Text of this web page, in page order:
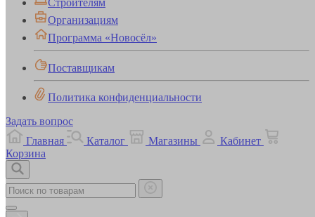
Организациям
Программа «Новосёл»
Поставщикам
Политика конфиденциальности
Задать вопрос
Главная
Каталог Магазины
Кабинет
Корзина